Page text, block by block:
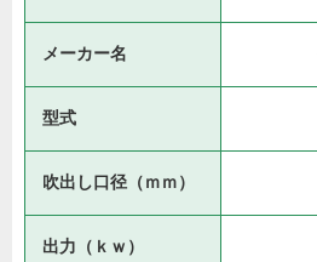
メーカー名
型式
吹出し口径（ｍｍ）
出力（ｋｗ）